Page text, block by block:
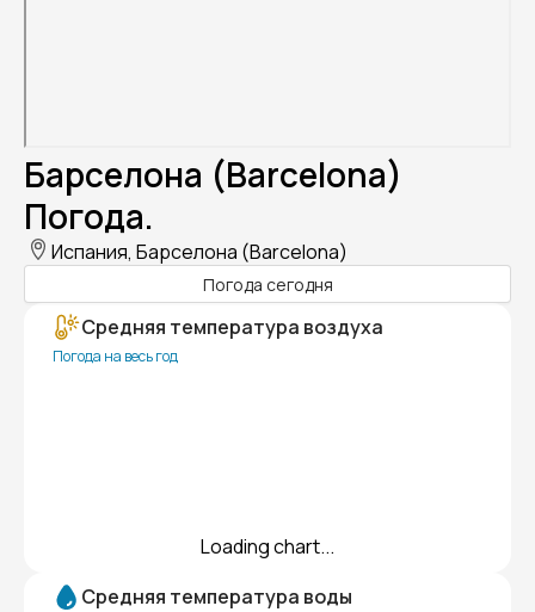
Барселона (Barcelona)
Погода.
Испания, Барселона (Barcelona)
Погода сегодня
Средняя температура воздуха
Погода на весь год
Loading chart...
Средняя температура воды